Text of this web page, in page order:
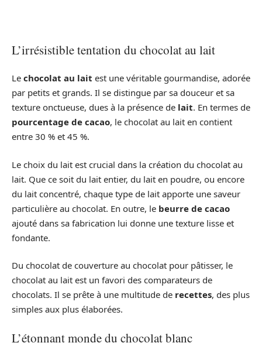
L’irrésistible tentation du chocolat au lait
Le chocolat au lait est une véritable gourmandise, adorée
par petits et grands. Il se distingue par sa douceur et sa
texture onctueuse, dues à la présence de lait. En termes de
pourcentage de cacao, le chocolat au lait en contient
entre 30 % et 45 %.
Le choix du lait est crucial dans la création du chocolat au
lait. Que ce soit du lait entier, du lait en poudre, ou encore
du lait concentré, chaque type de lait apporte une saveur
particulière au chocolat. En outre, le beurre de cacao
ajouté dans sa fabrication lui donne une texture lisse et
fondante.
Du chocolat de couverture au chocolat pour pâtisser, le
chocolat au lait est un favori des comparateurs de
chocolats. Il se prête à une multitude de recettes, des plus
simples aux plus élaborées.
L’étonnant monde du chocolat blanc